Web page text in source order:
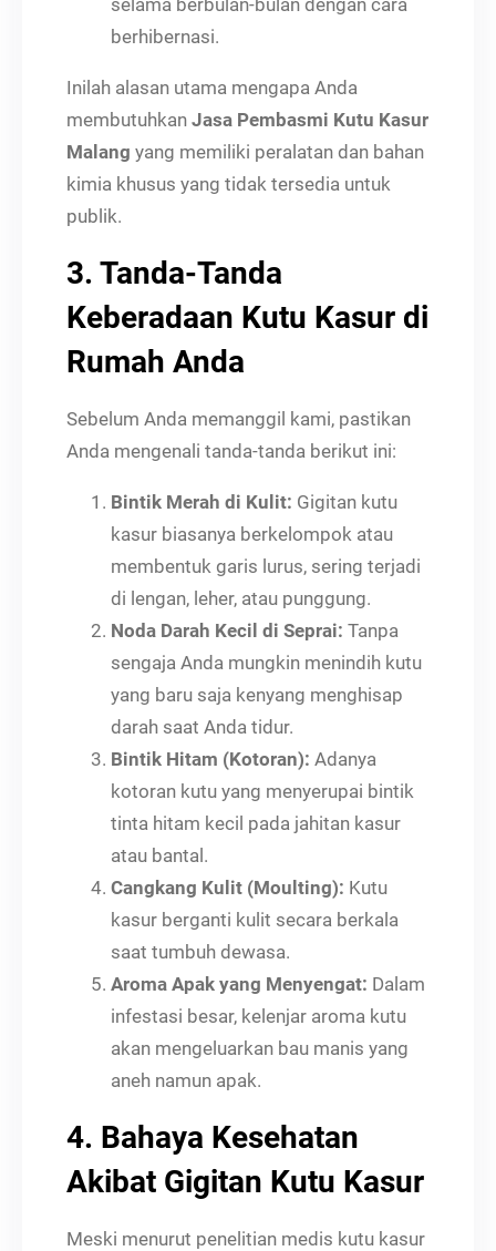
berhibernasi.
Inilah alasan utama mengapa Anda
membutuhkan Jasa Pembasmi Kutu Kasur
Malang yang memiliki peralatan dan bahan
kimia khusus yang tidak tersedia untuk
publik.
3. Tanda-Tanda
Keberadaan Kutu Kasur di
Rumah Anda
Sebelum Anda memanggil kami, pastikan
Anda mengenali tanda-tanda berikut ini:
Bintik Merah di Kulit: Gigitan kutu
kasur biasanya berkelompok atau
membentuk garis lurus, sering terjadi
di lengan, leher, atau punggung.
Noda Darah Kecil di Seprai: Tanpa
sengaja Anda mungkin menindih kutu
yang baru saja kenyang menghisap
darah saat Anda tidur.
Bintik Hitam (Kotoran): Adanya
kotoran kutu yang menyerupai bintik
tinta hitam kecil pada jahitan kasur
atau bantal.
Cangkang Kulit (Moulting): Kutu
kasur berganti kulit secara berkala
saat tumbuh dewasa.
Aroma Apak yang Menyengat: Dalam
infestasi besar, kelenjar aroma kutu
akan mengeluarkan bau manis yang
aneh namun apak.
4. Bahaya Kesehatan
Akibat Gigitan Kutu Kasur
Meski menurut penelitian medis kutu kasur